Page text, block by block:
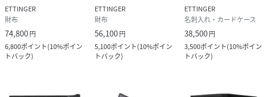
ETTINGER
財布
74,800円
6,800ポイント(10%ポイン
トバック)
ETTINGER
財布
56,100円
5,100ポイント(10%ポイン
トバック)
ETTINGER
名刺入れ・カードケース
38,500円
3,500ポイント(10%ポイン
トバック)